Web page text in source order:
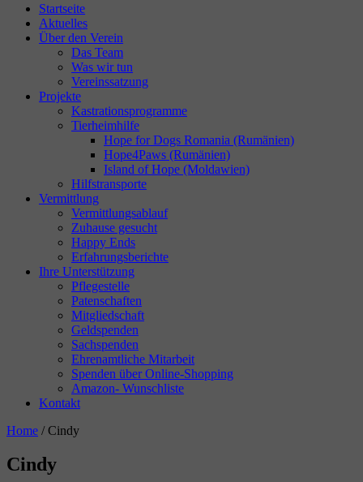
Startseite
Aktuelles
Über den Verein
Das Team
Was wir tun
Vereinssatzung
Projekte
Kastrationsprogramme
Tierheimhilfe
Hope for Dogs Romania (Rumänien)
Hope4Paws (Rumänien)
Island of Hope (Moldawien)
Hilfstransporte
Vermittlung
Vermittlungsablauf
Zuhause gesucht
Happy Ends
Erfahrungsberichte
Ihre Unterstützung
Pflegestelle
Patenschaften
Mitgliedschaft
Geldspenden
Sachspenden
Ehrenamtliche Mitarbeit
Spenden über Online-Shopping
Amazon- Wunschliste
Kontakt
Home /Cindy
Cindy